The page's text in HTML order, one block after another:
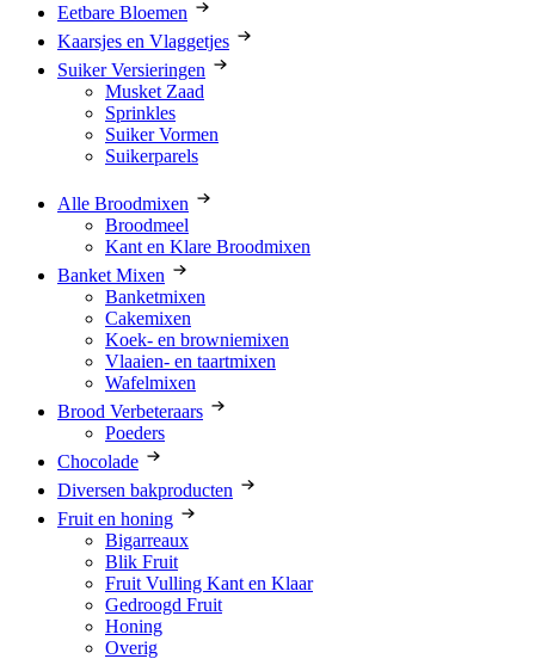
Eetbare Bloemen
Kaarsjes en Vlaggetjes
Suiker Versieringen
Musket Zaad
Sprinkles
Suiker Vormen
Suikerparels
Alle Broodmixen
Broodmeel
Kant en Klare Broodmixen
Banket Mixen
Banketmixen
Cakemixen
Koek- en browniemixen
Vlaaien- en taartmixen
Wafelmixen
Brood Verbeteraars
Poeders
Chocolade
Diversen bakproducten
Fruit en honing
Bigarreaux
Blik Fruit
Fruit Vulling Kant en Klaar
Gedroogd Fruit
Honing
Overig